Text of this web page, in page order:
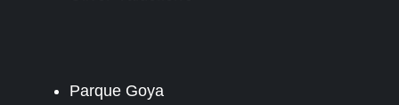
Parque Goya